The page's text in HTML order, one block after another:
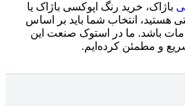
باژاک، خرید رنگ اپوکسی باژاک یا
هستید، انتخاب شما باید بر اساس
باشد. ما در استوک صنعت این
و مطمئن کرده‌ایم.